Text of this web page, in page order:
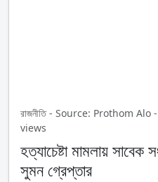
রাজনীতি - Source: Prothom
views
হত্যাচেষ্টা মামলায়
সুমন গ্রেপ্তার